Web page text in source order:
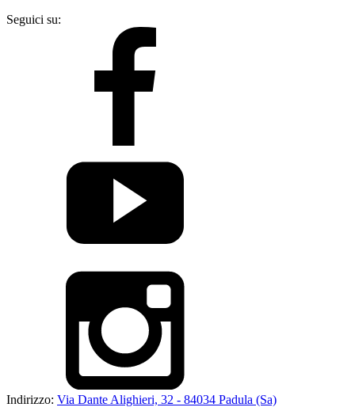
Seguici su:
Indirizzo: Via Dante Alighieri, 32 - 84034 Padula (Sa)